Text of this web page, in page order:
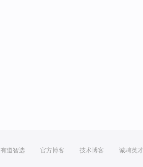
有道智选 官方博客 技术博客 诚聘英才